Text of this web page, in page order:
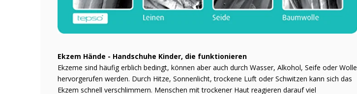
Ekzem Hände - Handschuhe Kinder, die funktionieren
Ekzeme sind häufig erblich bedingt, können aber auch durch Wasser, Alkohol, Seife oder Wolle
hervorgerufen werden. Durch Hitze, Sonnenlicht, trockene Luft oder Schwitzen kann sich das
Ekzem schnell verschlimmern. Menschen mit trockener Haut reagieren darauf viel